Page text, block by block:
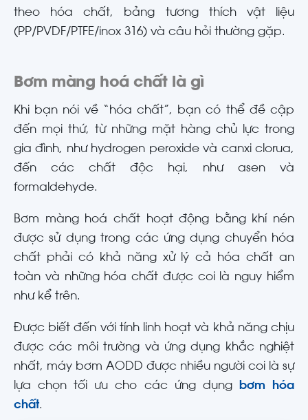
theo hóa chất, bảng tương thích vật liệu
(PP/PVDF/PTFE/inox 316) và câu hỏi thường gặp.
Bơm màng hoá chất là gì
Khi bạn nói về “hóa chất”, bạn có thể đề cập
đến mọi thứ, từ những mặt hàng chủ lực trong
gia đình, như hydrogen peroxide và canxi clorua,
đến các chất độc hại, như asen và
formaldehyde.
Bơm màng hoá chất hoạt động bằng khí nén
được sử dụng trong các ứng dụng chuyển hóa
chất phải có khả năng xử lý cả hóa chất an
toàn và những hóa chất được coi là nguy hiểm
như kể trên.
Được biết đến với tính linh hoạt và khả năng chịu
được các môi trường và ứng dụng khắc nghiệt
nhất, máy bơm AODD được nhiều người coi là sự
lựa chọn tối ưu cho các ứng dụng
bơm hóa
chất.